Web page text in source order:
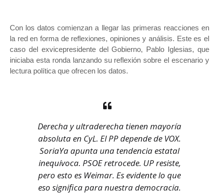
Con los datos comienzan a llegar las primeras reacciones en
la red en forma de reflexiones, opiniones y análisis. Este es el
caso del exvicepresidente del Gobierno, Pablo Iglesias, que
iniciaba esta ronda lanzando su reflexión sobre el escenario y
lectura política que ofrecen los datos.
Derecha y ultraderecha tienen mayoría
absoluta en CyL. El PP depende de VOX.
SoriaYa apunta una tendencia estatal
inequívoca. PSOE retrocede. UP resiste,
pero esto es Weimar. Es evidente lo que
eso significa para nuestra democracia.